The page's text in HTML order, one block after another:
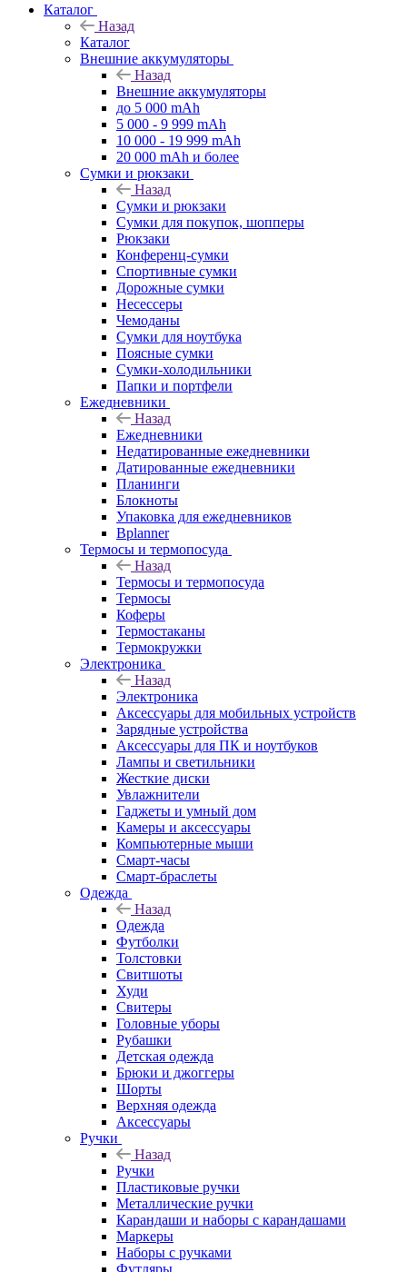
Каталог
Назад
Каталог
Внешние аккумуляторы
Назад
Внешние аккумуляторы
до 5 000 mAh
5 000 - 9 999 mAh
10 000 - 19 999 mAh
20 000 mAh и более
Сумки и рюкзаки
Назад
Сумки и рюкзаки
Сумки для покупок, шопперы
Рюкзаки
Конференц-сумки
Спортивные сумки
Дорожные сумки
Несессеры
Чемоданы
Сумки для ноутбука
Поясные сумки
Сумки-холодильники
Папки и портфели
Ежедневники
Назад
Ежедневники
Недатированные ежедневники
Датированные ежедневники
Планинги
Блокноты
Упаковка для ежедневников
Bplanner
Термосы и термопосуда
Назад
Термосы и термопосуда
Термосы
Коферы
Термостаканы
Термокружки
Электроника
Назад
Электроника
Аксессуары для мобильных устройств
Зарядные устройства
Аксессуары для ПК и ноутбуков
Лампы и светильники
Жесткие диски
Увлажнители
Гаджеты и умный дом
Камеры и аксессуары
Компьютерные мыши
Смарт-часы
Смарт-браслеты
Одежда
Назад
Одежда
Футболки
Толстовки
Свитшоты
Худи
Свитеры
Головные уборы
Рубашки
Детская одежда
Брюки и джоггеры
Шорты
Верхняя одежда
Аксессуары
Ручки
Назад
Ручки
Пластиковые ручки
Металлические ручки
Карандаши и наборы с карандашами
Маркеры
Наборы с ручками
Футляры